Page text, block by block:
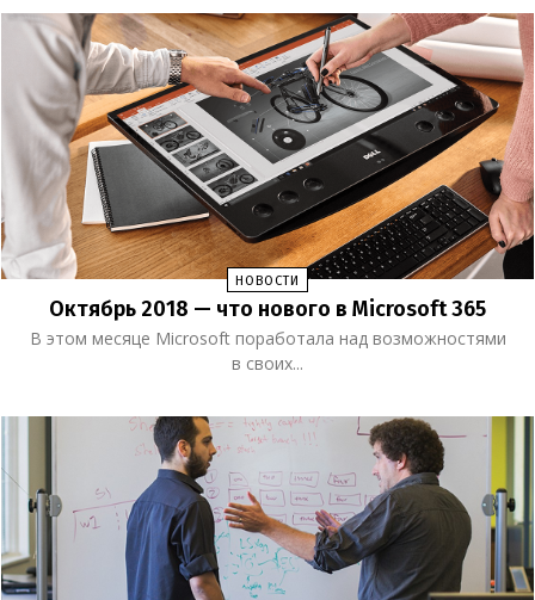
НОВОСТИ
Октябрь 2018 — что нового в Microsoft 365
В этом месяце Microsoft поработала над возможностями
в своих...